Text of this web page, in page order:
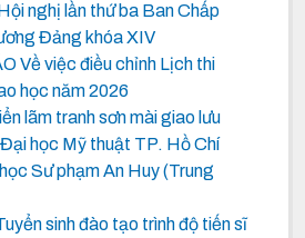
nghị lần thứ ba Ban Chấp
Đảng khóa XIV
Về việc điều chỉnh Lịch thi
học năm 2026
lãm tranh sơn mài giao lưu
học Mỹ thuật TP. Hồ Chí
Sư phạm An Huy (Trung
sinh đào tạo trình độ tiến sĩ